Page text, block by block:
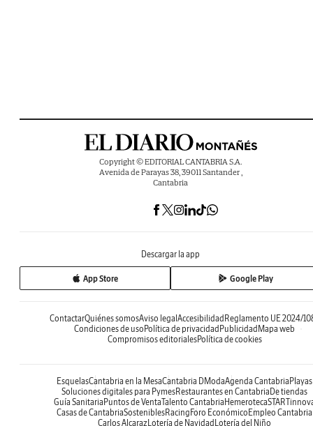
Copyright © EDITORIAL CANTABRIA S.A.
Avenida de Parayas 38, 39011 Santander ,
Cantabria
Descargar la app
App Store Google Play
ContactarQuiénes somosAviso legal Accesibilidad Reglamento UE 2024/
Condiciones de uso Política de privacidad Publicidad Mapa web
Compromisos editorialesPolítica de cookies
EsquelasCantabria en la MesaCantabria DModaAgenda Cantabria Playas
Soluciones digitales para PymesRestaurantes en Cantabria De tiendas
Guía Sanitaria Puntos de VentaTalento Cantabria Hemeroteca
Casas de CantabriaSosteniblesRacing Foro Económico Empleo Cantabria
Carlos AlcarazLotería de Navidad Lotería del Niño